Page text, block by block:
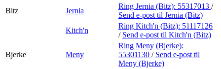
Bitz
Jernia
Ring Jernia (Bitz): 55317013 /
Send e-post til Jernia (Bitz)
Kitch'n
Ring Kitch'n (Bitz): 51117126
/ Send e-post til Kitch'n (Bitz)
Bjerke Meny
Ring Meny (Bjerke):
55301130 / Send e-post til
Meny (Bjerke)